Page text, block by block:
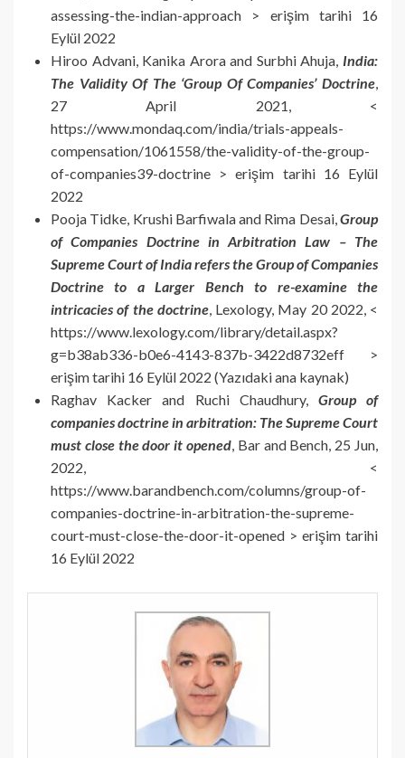
assessing-the-indian-approach > erişim tarihi 16
Eylül 2022
Hiroo Advani, Kanika Arora and Surbhi Ahuja, India:
The Validity Of The ‘Group Of Companies’ Doctrine
27 April 2021, <
https://www.mondaq.com/india/trials-appeals-
compensation/1061558/the-validity-of-the-group-
of-companies39-doctrine > erişim tarihi 16 Eylül
2022
Pooja Tidke, Krushi Barfiwala and Rima Desai, Group
of Companies Doctrine in Arbitration Law – The
Supreme Court of India refers the Group of Companies
Doctrine to a Larger Bench to re-examine the
intricacies of the doctrine, Lexology, May 20 2022, <
https://www.lexology.com/library/detail.aspx?
g=b38ab336-b0e6-4143-837b-3422d8732eff >
erişim tarihi 16 Eylül 2022 (Yazıdaki ana kaynak)
Raghav Kacker and Ruchi Chaudhury, Group of
companies doctrine in arbitration: The Supreme Court
must close the door it opened , Bar and Bench, 25 Jun,
2022, <
https://www.barandbench.com/columns/group-of-
companies-doctrine-in-arbitration-the-supreme-
court-must-close-the-door-it-opened > erişim tarihi
16 Eylül 2022